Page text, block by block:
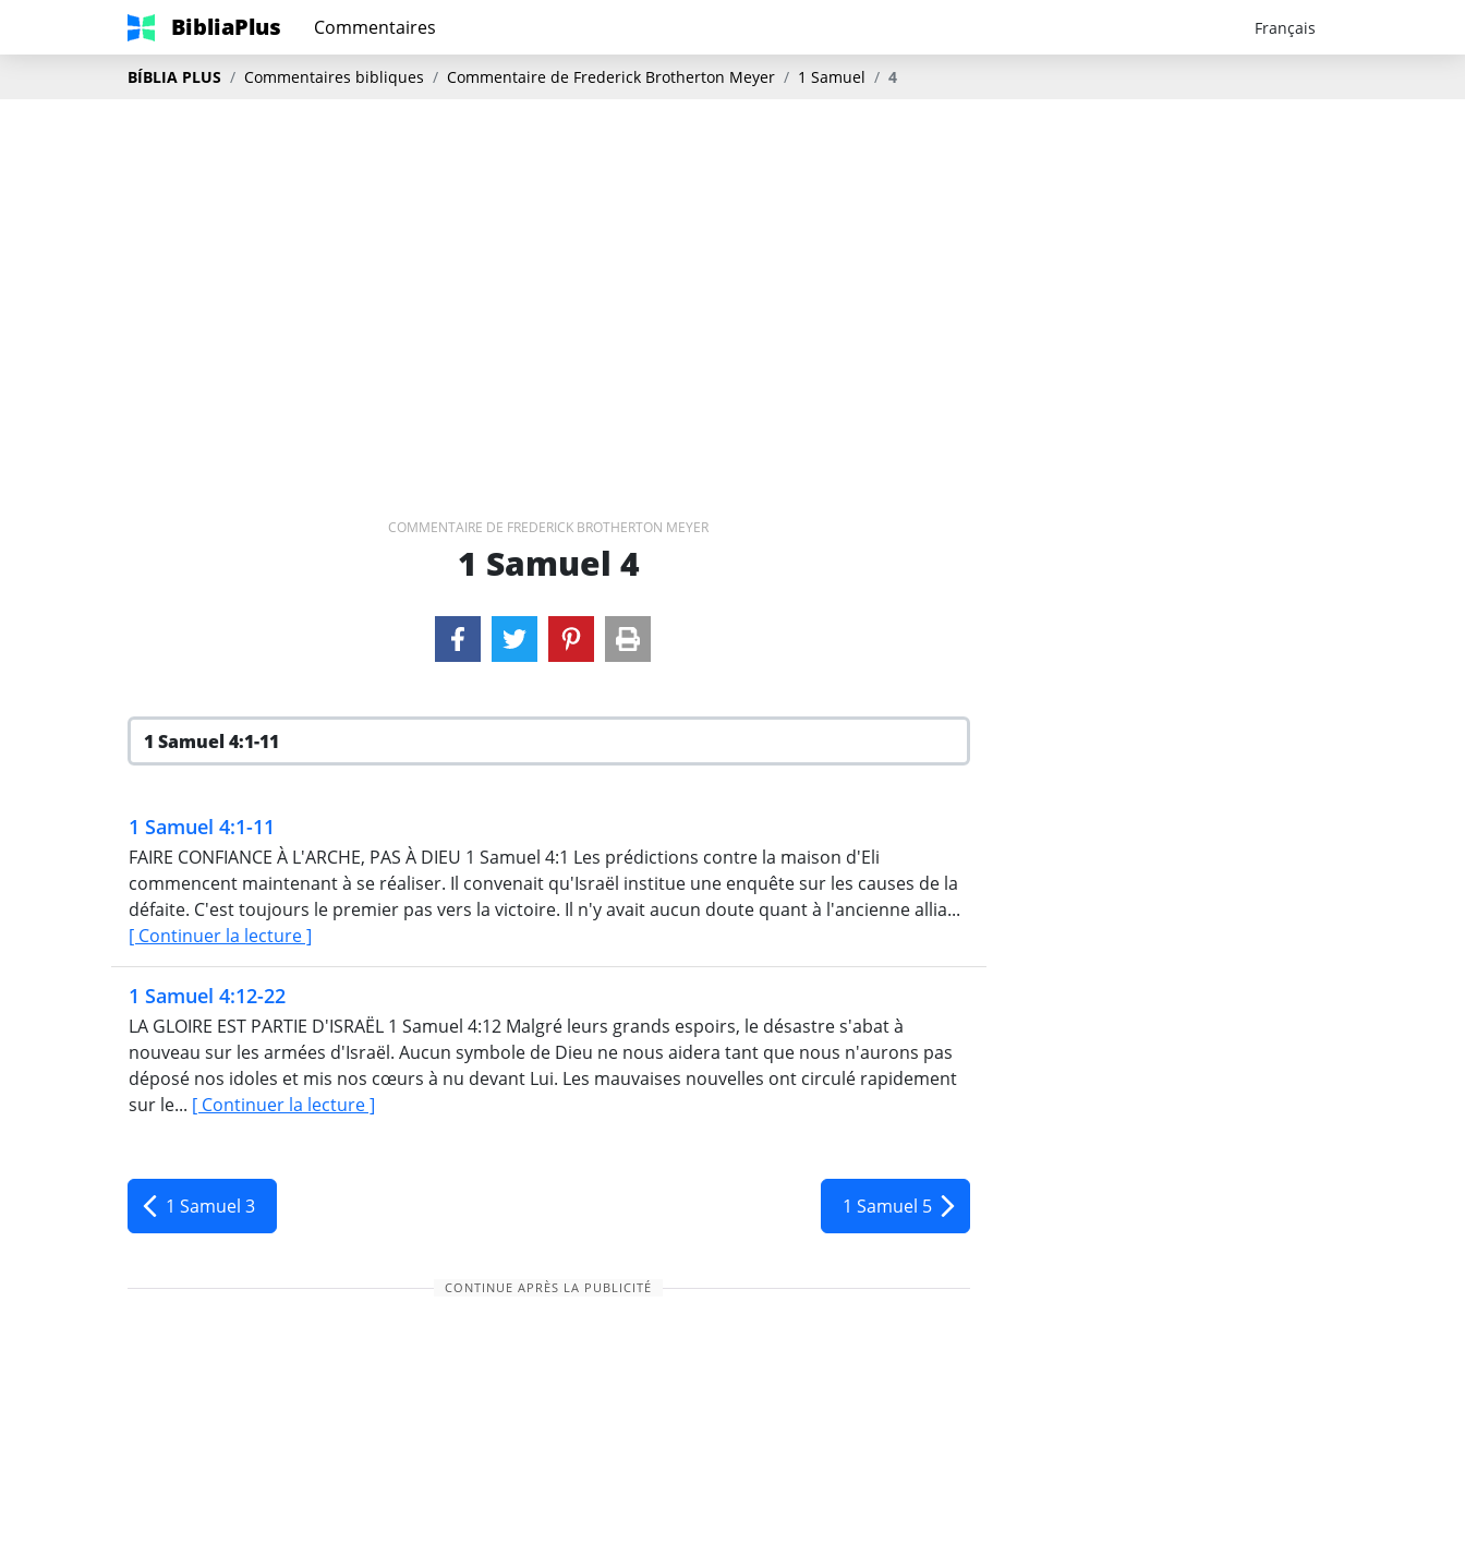
BibliaPlus Commentaires
BÍBLIA PLUS Commentaires bibliques Commentaire de Frederick Brotherton Meyer 1 Samuel 4
COMMENTAIRE DE FREDERICK BROTHERTON MEYER
1 Samuel 4
1 Samuel 4:1-11
FAIRE CONFIANCE À L'ARCHE, PAS À DIEU 1 Samuel 4:1 Les prédictions contre la maison d'Eli
commencent maintenant à se réaliser. Il convenait qu'Israël institue une enquête sur les causes de la
défaite. C'est toujours le premier pas vers la victoire. Il n'y avait aucun doute quant à l'ancienne allia...
[ Continuer la lecture ]
1 Samuel 4:12-22
LA GLOIRE EST PARTIE D'ISRAËL 1 Samuel 4:12 Malgré leurs grands espoirs, le désastre s'abat à
nouveau sur les armées d'Israël. Aucun symbole de Dieu ne nous aidera tant que nous n'aurons pas
déposé nos idoles et mis nos cœurs à nu devant Lui. Les mauvaises nouvelles ont circulé rapidement
sur le... [ Continuer la lecture ]
1 Samuel 3 1 Samuel 5
CONTINUE APRÈS LA PUBLICITÉ